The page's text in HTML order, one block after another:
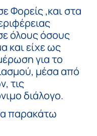
Φορείς ,και στα
όλους όσους
και είχε ως
για το
μέσα από
τις
διάλογο.
παρακάτω